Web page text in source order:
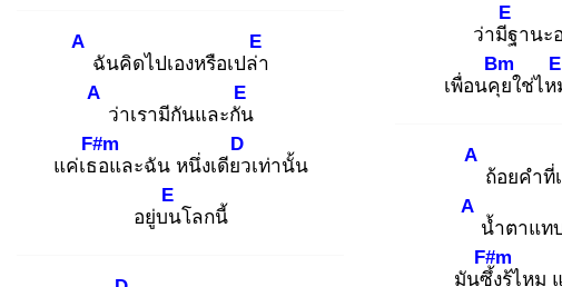
A
ฉันคิดไปเองหรือเปล่า
E
A
ว่าเรามีกันและกัน
E
แค่เธอ
F#m
และฉัน หนึ่งเดียว
D
เท่านั้น
อยู่บน
E
โลกนี้
ว่ามีฐ
E
านะ
เพื่อนคุย
Bm
ใช่ไห
E
A
ถ้อยคำที่
A
น้ำตาแท
มันซึ้ง
F#m
รู้ไหม